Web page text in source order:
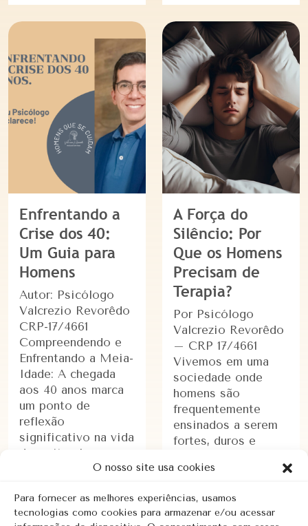
O nosso site usa cookies
Para fornecer as melhores experiências, usamos
tecnologias como cookies para armazenar e/ou acessar
Enfrentando a
Crise dos 40:
Um Guia para
Homens
Autor: Psicólogo
Valcrezio Revorêdo
CRP-17/4661
Compreendendo e
Enfrentando a Meia-
Idade: A chegada
aos 40 anos marca
um ponto de
reflexão
significativo na vida
de muitos homens.
a …
A Força do
Silêncio: Por
Que os Homens
Precisam de
Terapia?
Por Psicólogo
Valcrezio Revorêdo
– CRP 17/4661
Vivemos em uma
sociedade onde
homens são
frequentemente
ensinados a serem
fortes, duros e
infância, ouvem
chore”, …